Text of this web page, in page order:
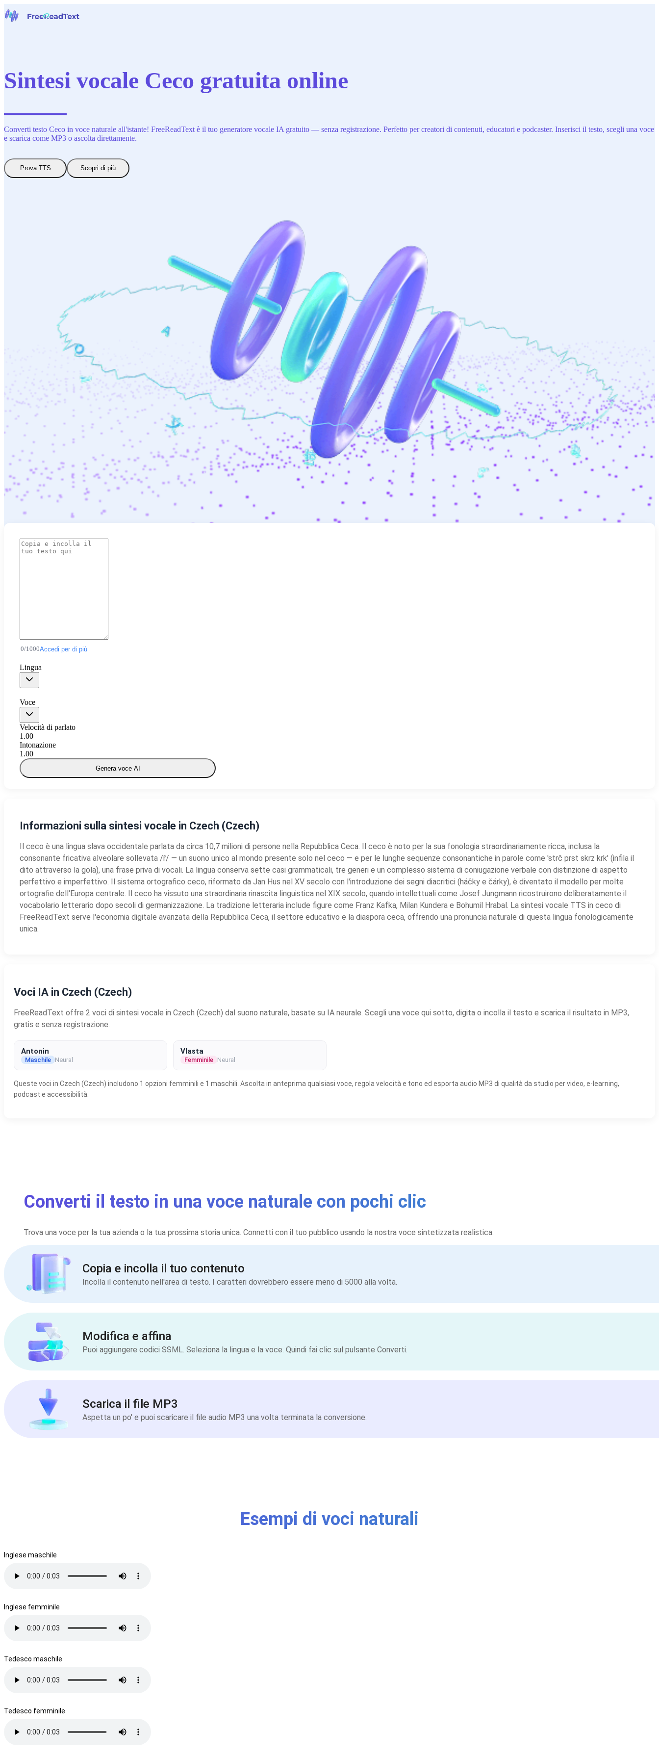
Prezzi
Contattaci
Sintesi vocale Ceco gratuita online
Converti testo Ceco in voce naturale all'istante! FreeReadText è il tuo generatore vocale IA gratuito — senza registrazione. Perfetto per creatori di contenuti, educatori e podcaster. Inserisci il testo, scegli una voce
e scarica come MP3 o ascolta direttamente.
Prova TTS Scopri di più
0/1000Accedi per di più
Lingua
Voce
Velocità di parlato
1.00
Intonazione
1.00
Genera voce AI
Informazioni sulla sintesi vocale in Czech (Czech)
Il ceco è una lingua slava occidentale parlata da circa 10,7 milioni di persone nella Repubblica Ceca. Il ceco è noto per la sua fonologia straordinariamente ricca, inclusa la
consonante fricativa alveolare sollevata /ř/ — un suono unico al mondo presente solo nel ceco — e per le lunghe sequenze consonantiche in parole come 'strč prst skrz krk' (infila il
dito attraverso la gola), una frase priva di vocali. La lingua conserva sette casi grammaticali, tre generi e un complesso sistema di coniugazione verbale con distinzione di aspetto
perfettivo e imperfettivo. Il sistema ortografico ceco, riformato da Jan Hus nel XV secolo con l'introduzione dei segni diacritici (háčky e čárky), è diventato il modello per molte
ortografie dell'Europa centrale. Il ceco ha vissuto una straordinaria rinascita linguistica nel XIX secolo, quando intellettuali come Josef Jungmann ricostruirono deliberatamente il
vocabolario letterario dopo secoli di germanizzazione. La tradizione letteraria include figure come Franz Kafka, Milan Kundera e Bohumil Hrabal. La sintesi vocale TTS in ceco di
FreeReadText serve l'economia digitale avanzata della Repubblica Ceca, il settore educativo e la diaspora ceca, offrendo una pronuncia naturale di questa lingua fonologicamente
unica.
Voci IA in Czech (Czech)
FreeReadText offre 2 voci di sintesi vocale in Czech (Czech) dal suono naturale, basate su IA neurale. Scegli una voce qui sotto, digita o incolla il testo e scarica il risultato in MP3,
gratis e senza registrazione.
Antonin
Maschile Neural
Vlasta
Femminile Neural
Queste voci in Czech (Czech) includono 1 opzioni femminili e 1 maschili. Ascolta in anteprima qualsiasi voce, regola velocità e tono ed esporta audio MP3 di qualità da studio per video, e-learning,
podcast e accessibilità.
Converti il testo in una voce naturale con pochi clic
Trova una voce per la tua azienda o la tua prossima storia unica. Connetti con il tuo pubblico usando la nostra voce sintetizzata realistica.
Copia e incolla il tuo contenuto
Incolla il contenuto nell'area di testo. I caratteri dovrebbero essere meno di 5000 alla volta.
Modifica e affina
Puoi aggiungere codici SSML. Seleziona la lingua e la voce. Quindi fai clic sul pulsante Converti.
Scarica il file MP3
Aspetta un po' e puoi scaricare il file audio MP3 una volta terminata la conversione.
Esempi di voci naturali
Inglese maschile
Inglese femminile
Tedesco maschile
Tedesco femminile